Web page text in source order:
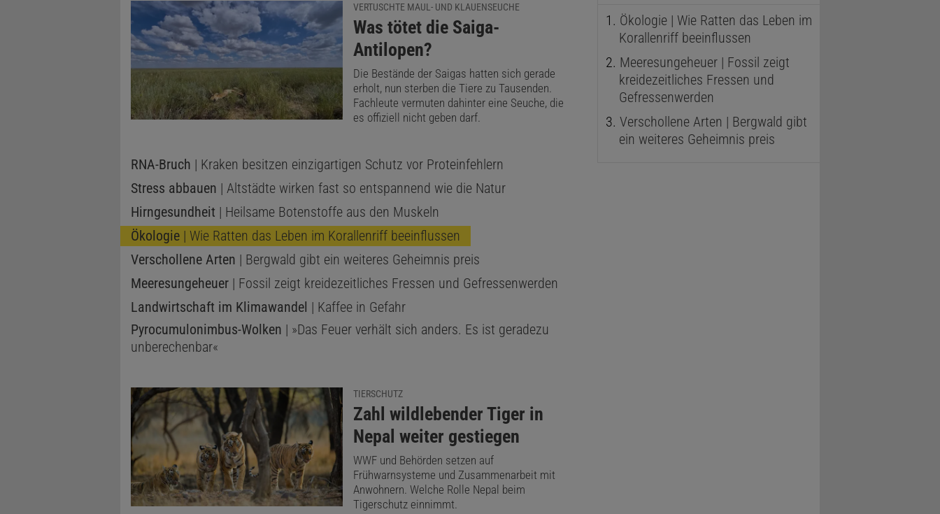
VERTUSCHTE MAUL- UND KLAUENSEUCHE
:
Was tötet die Saiga-
Antilopen?
Die Bestände der Saigas hatten sich gerade
erholt, nun sterben die Tiere zu Tausenden.
Fachleute vermuten dahinter eine Seuche, die
es offiziell nicht geben darf.
RNA-Bruch | Kraken besitzen einzigartigen Schutz vor Proteinfehlern
Stress abbauen | Altstädte wirken fast so entspannend wie die Natur
Hirngesundheit | Heilsame Botenstoffe aus den Muskeln
Ökologie | Wie Ratten das Leben im Korallenriff beeinflussen
Verschollene Arten | Bergwald gibt ein weiteres Geheimnis preis
Meeresungeheuer | Fossil zeigt kreidezeitliches Fressen und Gefressenwerden
Landwirtschaft im Klimawandel | Kaffee in Gefahr
Pyrocumulonimbus-Wolken | »Das Feuer verhält sich anders. Es ist geradezu
unberechenbar«
TIERSCHUTZ
:
Zahl wildlebender Tiger in
Nepal weiter gestiegen
WWF und Behörden setzen auf
Frühwarnsysteme und Zusammenarbeit mit
Anwohnern. Welche Rolle Nepal beim
Tigerschutz einnimmt.
Ökologie | Wie Ratten das Leben im
Korallenriff beeinflussen
Meeresungeheuer | Fossil zeigt
kreidezeitliches Fressen und
Gefressenwerden
Verschollene Arten | Bergwald gibt
ein weiteres Geheimnis preis